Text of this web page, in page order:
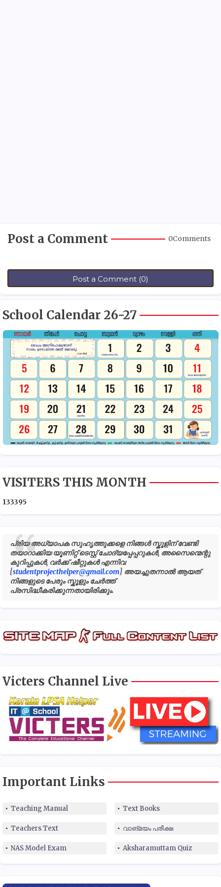
Post a Comment 0Comments
Post a Comment (0)
School Calendar 26-27
VISITERS THIS MONTH
133395
പ്രിയ അധ്യാപക സുഹൃത്തുക്കളെ നിങ്ങൾ സ്കൂളിന് വേണ്ടി
തയാറാക്കിയ യൂണിറ്റ് ടെസ്റ്റ് ചോദ്യപ്പേപ്പറുകൾ, അസൈന്മെന്റു
കുറിപ്പുകൾ, വർക്ക് ഷീറ്റുകൾ എന്നിവ
[studentprojecthelper@gmail.com] അയച്ചുതന്നാൽ ആയത്
നിങ്ങളുടെ പേരും സ്കൂളും ചേർത്ത്
പ്രസിദ്ധീകരിക്കുന്നതായിരിക്കും.
Victers Channel Live
Important Links
Teaching Manual Text Books
Teachers Text വാങ്മയം പരീക്ഷ
NAS Model Exam Aksharamuttam Quiz